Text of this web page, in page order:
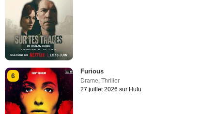
6
Furious
Drame ,Thriller
27 juillet 2026 sur Hulu